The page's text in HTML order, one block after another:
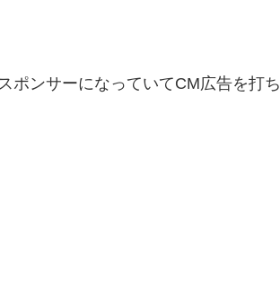
ポンサーになっていてCM広告を打ち